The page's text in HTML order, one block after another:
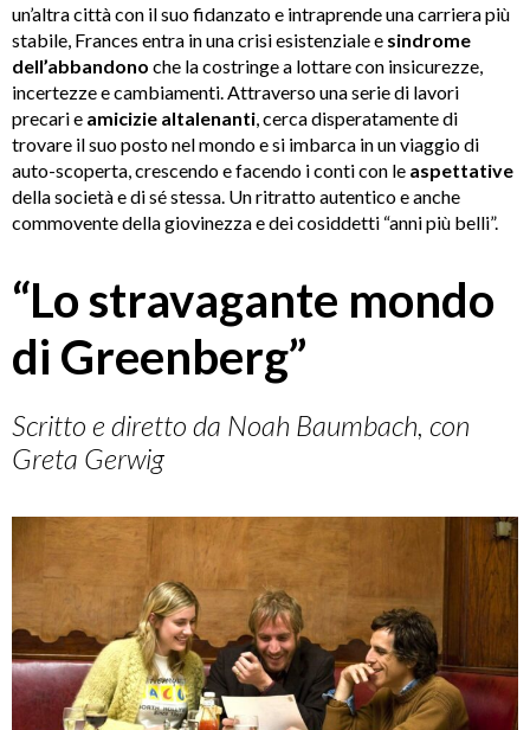
un’altra città con il suo fidanzato e intraprende una carriera più
stabile, Frances entra in una crisi esistenziale e sindrome
dell’abbandono che la costringe a lottare con insicurezze,
incertezze e cambiamenti. Attraverso una serie di lavori
precari e amicizie altalenanti , cerca disperatamente di
trovare il suo posto nel mondo e si imbarca in un viaggio di
auto-scoperta, crescendo e facendo i conti con le aspettative
della società e di sé stessa. Un ritratto autentico e anche
commovente della giovinezza e dei cosiddetti “anni più belli”.
“Lo stravagante mondo
di Greenberg”
Scritto e diretto da Noah Baumbach, con
Greta Gerwig